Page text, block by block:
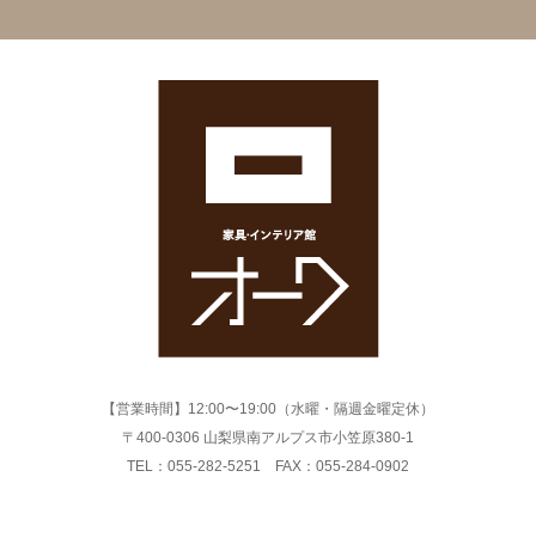
【営業時間】12:00〜19:00（水曜・隔週金曜定休）
〒400-0306 山梨県南アルプス市小笠原380-1
TEL：055-282-5251 FAX：055-284-0902